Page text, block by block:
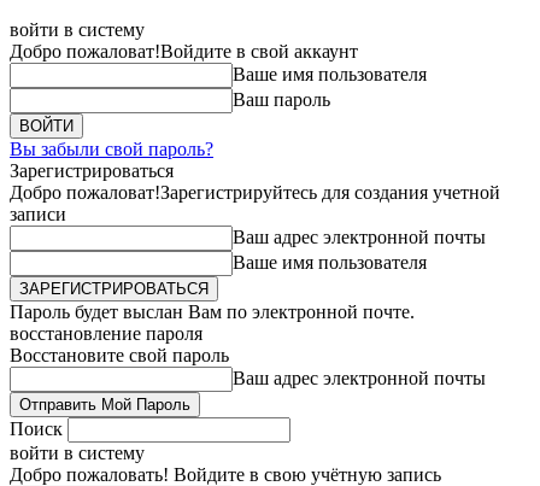
войти в систему
Добро пожаловат!Войдите в свой аккаунт
Ваше имя пользователя
Ваш пароль
Вы забыли свой пароль?
Зарегистрироваться
Добро пожаловат!Зарегистрируйтесь для создания учетной
записи
Ваш адрес электронной почты
Ваше имя пользователя
Пароль будет выслан Вам по электронной почте.
восстановление пароля
Восстановите свой пароль
Ваш адрес электронной почты
Поиск
войти в систему
Добро пожаловать! Войдите в свою учётную запись